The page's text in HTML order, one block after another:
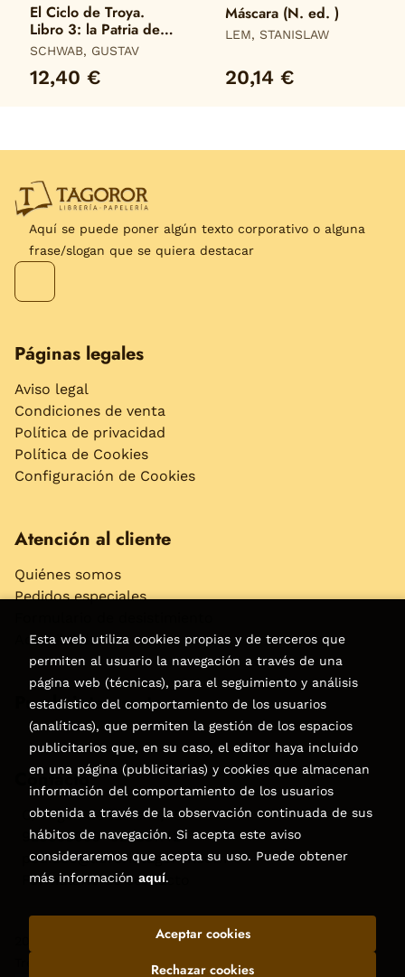
El Ciclo de Troya.
Libro 3: la Patria de
Eneas
SCHWAB, GUSTAV
12,40 €
Máscara (N. ed. )
LEM, STANISLAW
20,14 €
Aquí se puede poner algún texto corporativo o alguna
frase/slogan que se quiera destacar
Páginas legales
Aviso legal
Condiciones de venta
Política de privacidad
Política de Cookies
Configuración de Cookies
Atención al cliente
Quiénes somos
Pedidos especiales
Accesibilidad
Puede interesarte
Contacto
C/Virgen de la Peña, 15
928858050–928531142
pedidos@libreriatagoror.com
Formulario de contacto
Librería Tagoror. Todos los Derechos Reservados |
Esta web utiliza cookies propias y de terceros que
permiten al usuario la navegación a través de una
página web (técnicas), para el seguimiento y análisis
estadístico del comportamiento de los usuarios
(analíticas), que permiten la gestión de los espacios
publicitarios que, en su caso, el editor haya incluido
en una página (publicitarias) y cookies que almacenan
información del comportamiento de los usuarios
obtenida a través de la observación continuada de sus
hábitos de navegación. Si acepta este aviso
consideraremos que acepta su uso. Puede obtener
más información aquí.
Rechazar cookies
Aceptar cookies